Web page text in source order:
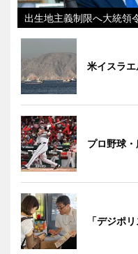
出生地主義制限へ大統領
米イスラ
プロ野球
「デジポ